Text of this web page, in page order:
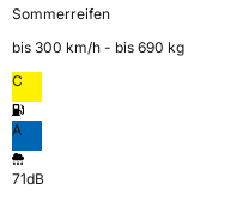
Sommerreifen
bis 300 km⁠/⁠h - bis 690 kg
C
A
71dB